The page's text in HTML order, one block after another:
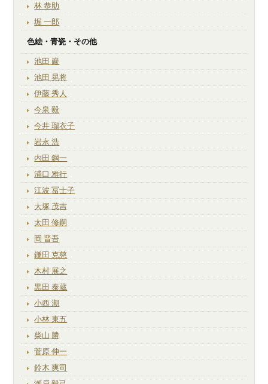
林 恭助
堀 一郎
色絵・青瓷・その他
池田 巖
池田 晃将
伊藤 秀人
今泉 毅
今井 瑠衣子
岩永 浩
内田 鋼一
浦口 雅行
江波 冨士子
大塚 茂吉
太田 修嗣
岡 晋吾
鎌田 克慈
木村 展之
黒田 泰蔵
小西 潮
小林 東五
柴山 勝
菅原 伸一
鈴木 爽司